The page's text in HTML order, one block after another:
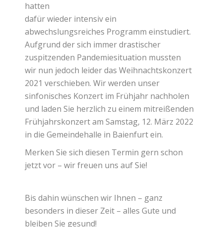
hatten
dafür wieder intensiv ein
abwechslungsreiches Programm einstudiert.
Aufgrund der sich immer drastischer
zuspitzenden Pandemiesituation mussten
wir nun jedoch leider das Weihnachtskonzert
2021 verschieben. Wir werden unser
sinfonisches Konzert im Frühjahr nachholen
und laden Sie herzlich zu einem mitreißenden
Frühjahrskonzert am Samstag, 12. März 2022
in die Gemeindehalle in Baienfurt ein.
Merken Sie sich diesen Termin gern schon
jetzt vor – wir freuen uns auf Sie!
Bis dahin wünschen wir Ihnen – ganz
besonders in dieser Zeit – alles Gute und
bleiben Sie gesund!